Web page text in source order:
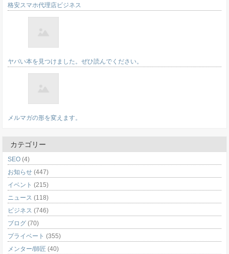
格安スマホ代理店ビジネス
ヤバい本を見つけました。ぜひ読んでください。
メルマガの形を変えます。
カテゴリー
SEO (4)
お知らせ (447)
イベント (215)
ニュース (118)
ビジネス (746)
ブログ (70)
プライベート (355)
メンター/師匠 (40)